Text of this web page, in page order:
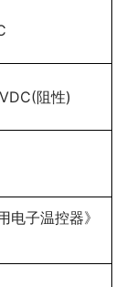
阻性)
子温控器》